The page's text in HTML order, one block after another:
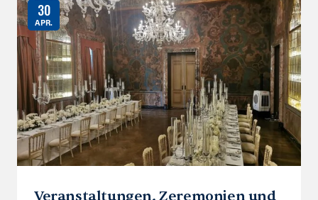
30
APR.
Veranstaltungen, Zeremonien und